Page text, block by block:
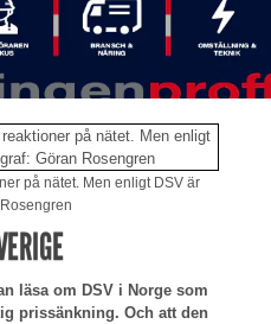
på nätet. Men enligt DSV är
läsa om DSV i Norge som
prissänkning. Och att den